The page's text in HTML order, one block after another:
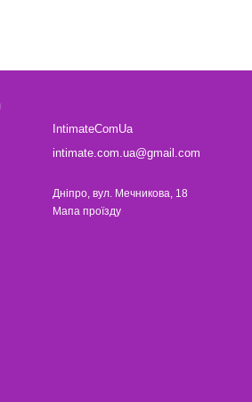
IntimateComUa
intimate.com.ua@gmail.com
Дніпро, вул. Мечникова, 18
Мапа проїзду